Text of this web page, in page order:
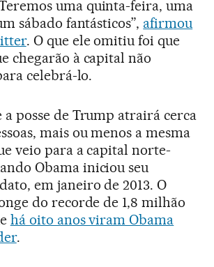
uma quinta-feira, uma
sábado fantásticos”, afirmou
. O que ele omitiu foi que
chegarão à capital não
celebrá-lo.
a posse de Trump atrairá cerca
mais ou menos a mesma
veio para a capital norte-
Obama iniciou seu
em janeiro de 2013. O
do recorde de 1,8 milhão
há oito anos viram Obama
.